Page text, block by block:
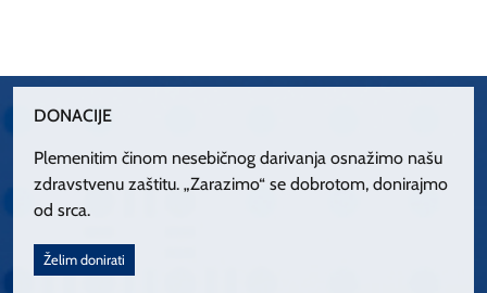
DONACIJE
Plemenitim činom nesebičnog darivanja osnažimo našu
zdravstvenu zaštitu. „Zarazimo“ se dobrotom, donirajmo
od srca.
Želim donirati